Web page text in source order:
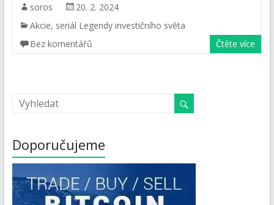
soros
20. 2. 2024
Akcie, seriál Legendy investičního světa
Bez komentářů
Čtěte více
Doporučujeme